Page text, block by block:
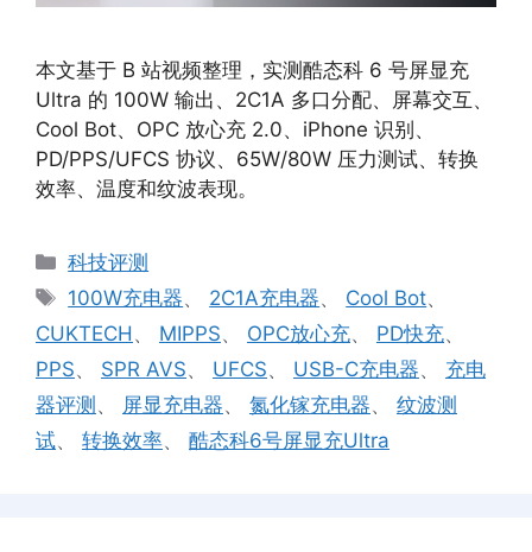
本文基于 B 站视频整理，实测酷态科 6 号屏显充
Ultra 的 100W 输出、2C1A 多口分配、屏幕交互、
Cool Bot、OPC 放心充 2.0、iPhone 识别、
PD/PPS/UFCS 协议、65W/80W 压力测试、转换
效率、温度和纹波表现。
分
类
科技评测
标
签
100W充电器、 2C1A充电器、 Cool Bot、
CUKTECH 、 MIPPS、 OPC放心充、 PD快充、
PPS、 SPR AVS、 UFCS、 USB-C充电器、 充电
器评测 、 屏显充电器、 氮化镓充电器、 纹波测
试、 转换效率、 酷态科6号屏显充Ultra